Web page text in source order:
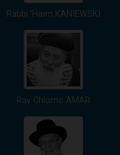
Rabbi 'Haïm KANIEWSKI
Rav Chlomo AMAR